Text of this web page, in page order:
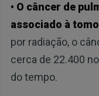
• O câncer de
associado à
por radiação, o
cerca de 22.400
do tempo.